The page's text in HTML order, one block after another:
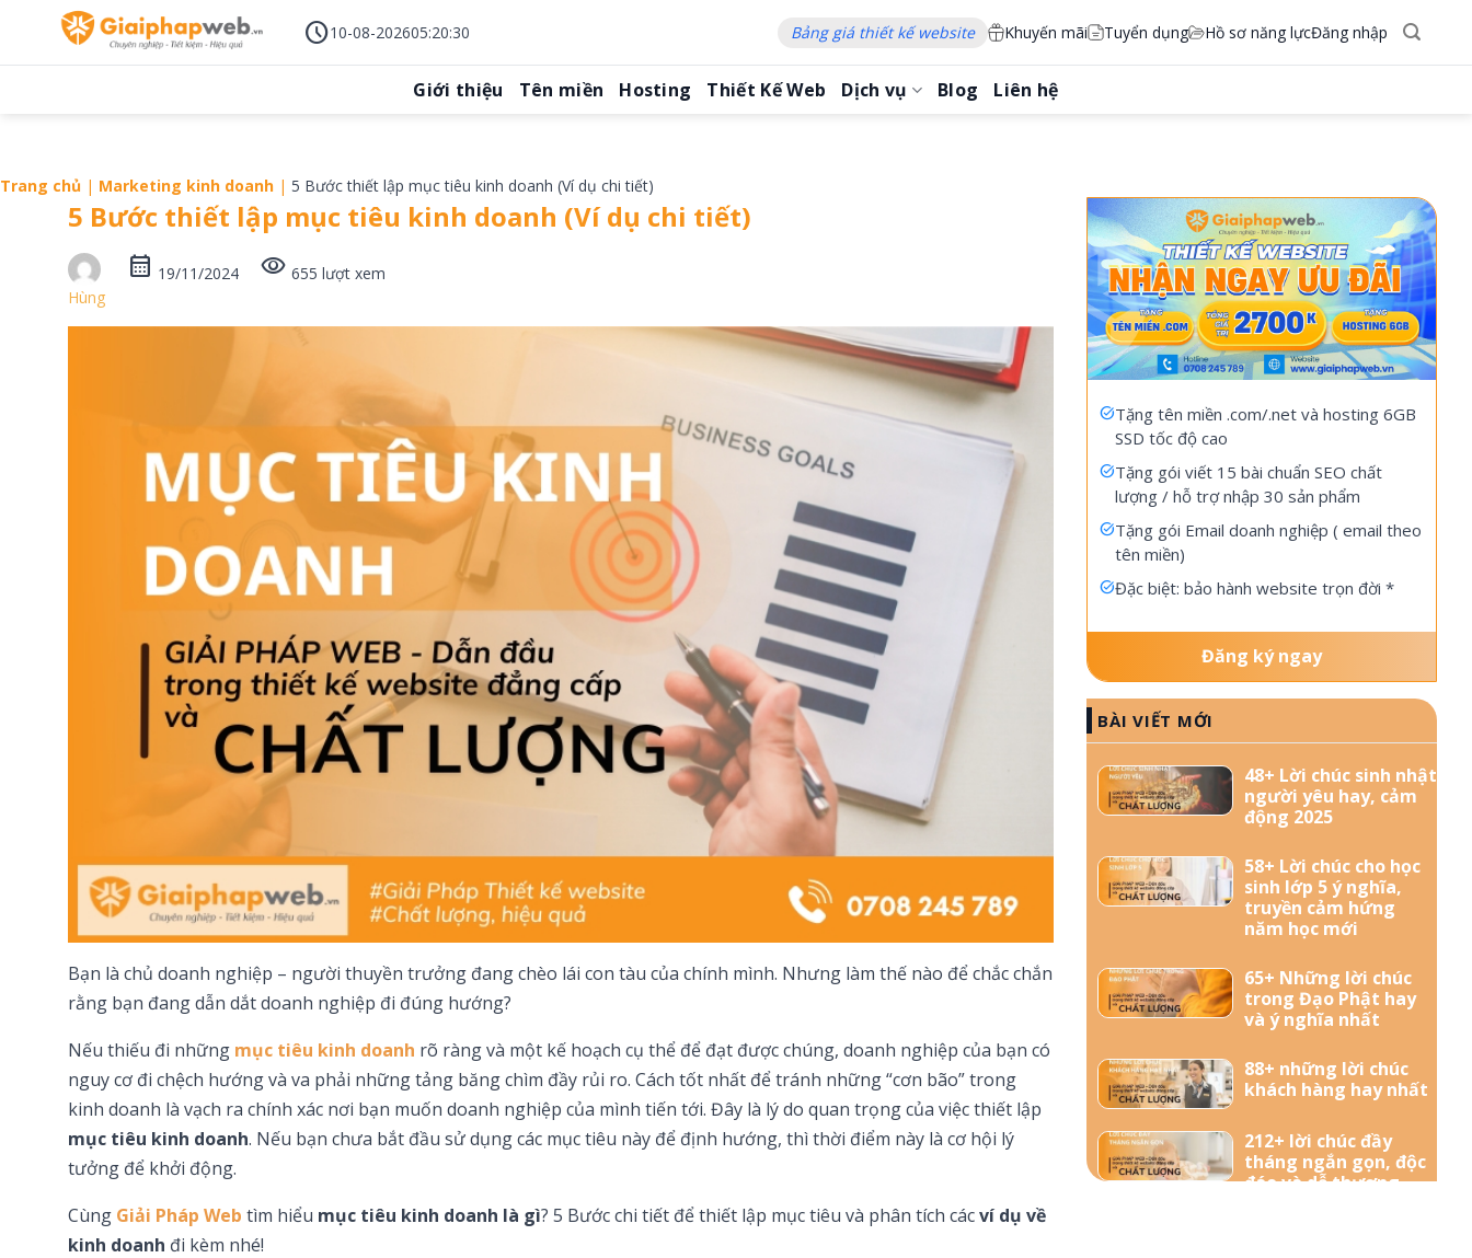
schedule10-08-202605:20:32 Bảng giá thiết kế website Khuyến mãi Tuyển dụng Hồ sơ năng lựcĐăng nhập
Giới thiệu Tên miền Hosting Thiết Kế Web Dịch vụ Blog Liên hệ
Trang chủ | Marketing kinh doanh | 5 Bước thiết lập mục tiêu kinh doanh (Ví dụ chi tiết)
5 Bước thiết lập mục tiêu kinh doanh (Ví dụ chi tiết)
Hùng
calendar_month 19/11/2024 visibility 655 lượt xem
Bạn là chủ doanh nghiệp – người thuyền trưởng đang chèo lái con tàu của chính mình. Nhưng làm thế nào để chắc chắn
rằng bạn đang dẫn dắt doanh nghiệp đi đúng hướng?
Nếu thiếu đi những mục tiêu kinh doanh rõ ràng và một kế hoạch cụ thể để đạt được chúng, doanh nghiệp của bạn có
nguy cơ đi chệch hướng và va phải những tảng băng chìm đầy rủi ro. Cách tốt nhất để tránh những “cơn bão” trong
kinh doanh là vạch ra chính xác nơi bạn muốn doanh nghiệp của mình tiến tới. Đây là lý do quan trọng của việc thiết lập
mục tiêu kinh doanh. Nếu bạn chưa bắt đầu sử dụng các mục tiêu này để định hướng, thì thời điểm này là cơ hội lý
tưởng để khởi động.
Cùng Giải Pháp Web tìm hiểu mục tiêu kinh doanh là gì? 5 Bước chi tiết để thiết lập mục tiêu và phân tích cácví dụ về
kinh doanh đi kèm nhé!
Tặng tên miền .com/.net và hosting 6GB
SSD tốc độ cao
Tặng gói viết 15 bài chuẩn SEO chất
lượng / hỗ trợ nhập 30 sản phẩm
Tặng gói Email doanh nghiệp ( email theo
tên miền)
Đặc biệt: bảo hành website trọn đời *
Đăng ký ngay
BÀI VIẾT MỚI
48+ Lời chúc sinh nhật
người yêu hay, cảm
động 2025
58+ Lời chúc cho học
sinh lớp 5 ý nghĩa,
truyền cảm hứng
năm học mới
65+ Những lời chúc
trong Đạo Phật hay
và ý nghĩa nhất
88+ những lời chúc
khách hàng hay nhất
212+ lời chúc đầy
tháng ngắn gọn, độc
đáo và dễ thương